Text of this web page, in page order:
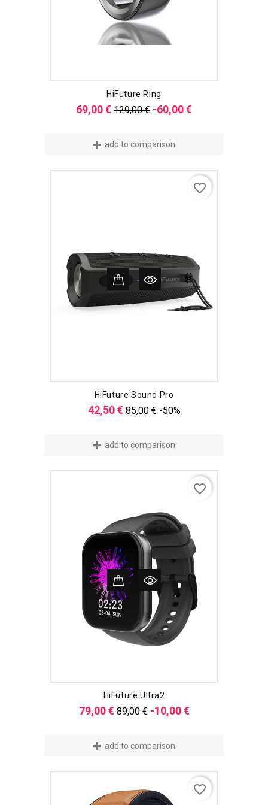
HiFuture Ring
69,00 €Verkaufspreis
129,00 € -60,00 €Preis
add to comparison
HiFuture Sound Pro
42,50 €Verkaufspreis
85,00 € -50%Preis
favorite_border
add to comparison
HiFuture Ultra2
79,00 €Verkaufspreis
89,00 € -10,00 €Preis
favorite_border
add to comparison
favorite_border